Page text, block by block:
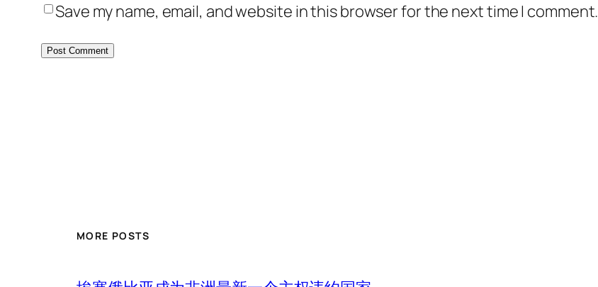
Save my name, email, and website in this browser for the next time I comment.
MORE POSTS